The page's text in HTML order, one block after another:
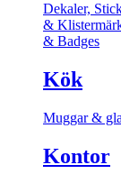
Dekaler,
&
& Badges
Kök
Muggar &
Kontor